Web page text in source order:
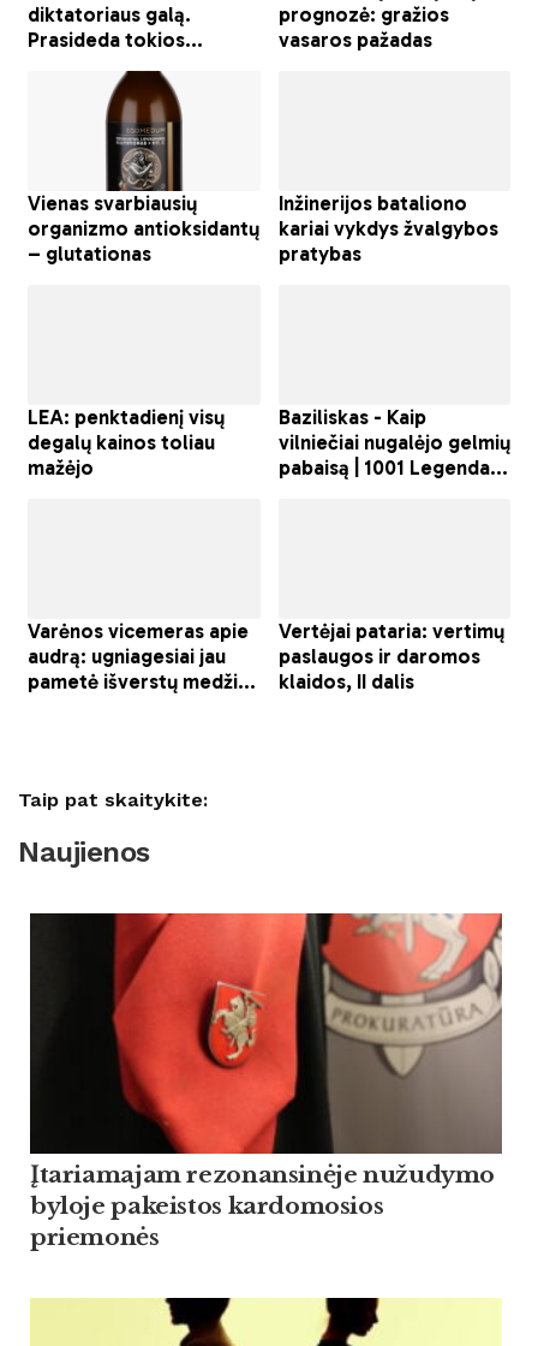
Taip pat skaitykite:
Naujienos
Įtariamajam rezonansinėje nužudymo
byloje pakeistos kardomosios
priemonės